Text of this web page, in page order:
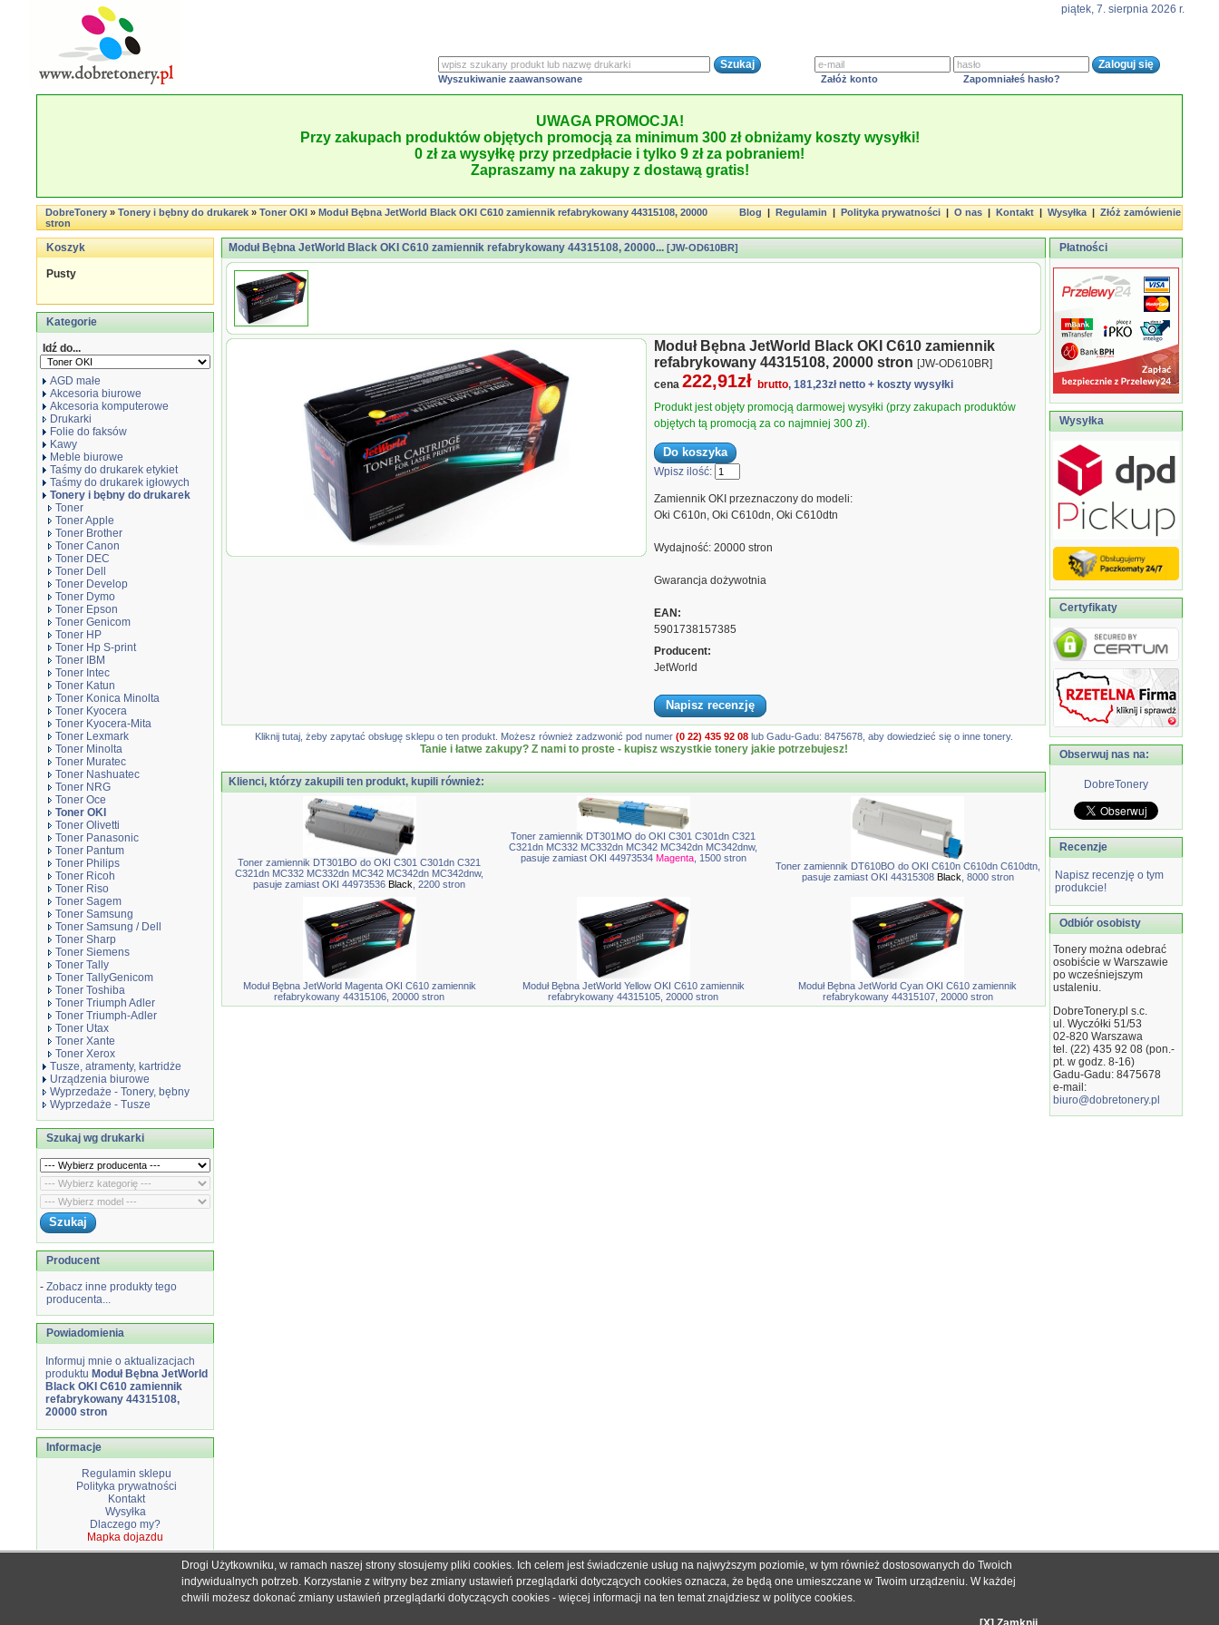
piątek, 7. sierpnia 2026 r.
Wyszukiwanie zaawansowane Załóż konto Zapomniałeś hasło?
UWAGA PROMOCJA!
Przy zakupach produktów objętych promocją za minimum 300 zł obniżamy koszty wysyłki!
0 zł za wysyłkę przy przedpłacie i tylko 9 zł za pobraniem!
Zapraszamy na zakupy z dostawą gratis!
DobreTonery»Tonery i bębny do drukarek»Toner OKI»Moduł Bębna JetWorld Black OKI C610 zamiennik refabrykowany 44315108, 20000
stron
Blog|Regulamin|Polityka prywatności|O nas|Kontakt|Wysyłka|Złóż zamówienie
Koszyk
Pusty
Kategorie
Idź do...
AGD małe
Akcesoria biurowe
Akcesoria komputerowe
Drukarki
Folie do faksów
Kawy
Meble biurowe
Taśmy do drukarek etykiet
Taśmy do drukarek igłowych
Tonery i bębny do drukarek
Toner
Toner Apple
Toner Brother
Toner Canon
Toner DEC
Toner Dell
Toner Develop
Toner Dymo
Toner Epson
Toner Genicom
Toner HP
Toner Hp S-print
Toner IBM
Toner Intec
Toner Katun
Toner Konica Minolta
Toner Kyocera
Toner Kyocera-Mita
Toner Lexmark
Toner Minolta
Toner Muratec
Toner Nashuatec
Toner NRG
Toner Oce
Toner OKI
Toner Olivetti
Toner Panasonic
Toner Pantum
Toner Philips
Toner Ricoh
Toner Riso
Toner Sagem
Toner Samsung
Toner Samsung / Dell
Toner Sharp
Toner Siemens
Toner Tally
Toner TallyGenicom
Toner Toshiba
Toner Triumph Adler
Toner Triumph-Adler
Toner Utax
Toner Xante
Toner Xerox
Tusze, atramenty, kartridże
Urządzenia biurowe
Wyprzedaże - Tonery, bębny
Wyprzedaże - Tusze
Szukaj wg drukarki
Producent
- Zobacz inne produkty tego
producenta...
Powiadomienia
Informuj mnie o aktualizacjach
produktu Moduł Bębna JetWorld
Black OKI C610 zamiennik
refabrykowany 44315108,
20000 stron
Informacje
Regulamin sklepu
Polityka prywatności
Kontakt
Wysyłka
Dlaczego my?
Mapka dojazdu
Moduł Bębna JetWorld Black OKI C610 zamiennik refabrykowany 44315108, 20000... [JW-OD610BR]
Moduł Bębna JetWorld Black OKI C610 zamiennik
Moduł Bębna JetWorld Black OKI C610 zamiennik
refabrykowany 44315108, 20000 stron [JW-OD610BR]
cena 222,91zł brutto, 181,23zł netto + koszty wysyłki
Produkt jest objęty promocją darmowej wysyłki (przy zakupach produktów
objętych tą promocją za co najmniej 300 zł).
Wpisz ilość:
Zamiennik OKI przeznaczony do modeli:
Oki C610n, Oki C610dn, Oki C610dtn
Wydajność: 20000 stron
Gwarancja dożywotnia
EAN:
5901738157385
Producent:
JetWorld
Napisz recenzję
Kliknij tutaj, żeby zapytać obsługę sklepu o ten produkt. Możesz również zadzwonić pod numer (0 22) 435 92 08lub Gadu-Gadu: 8475678, aby dowiedzieć się o inne tonery.
Tanie i łatwe zakupy? Z nami to proste - kupisz wszystkie tonery jakie potrzebujesz!
Klienci, którzy zakupili ten produkt, kupili również:
Toner zamiennik DT301BO do OKI C301 C301dn C321
C321dn MC332 MC332dn MC342 MC342dn MC342dnw,
pasuje zamiast OKI 44973536 Black , 2200 stron
Toner zamiennik DT301MO do OKI C301 C301dn C321
C321dn MC332 MC332dn MC342 MC342dn MC342dnw,
pasuje zamiast OKI 44973534 Magenta, 1500 stron
Toner zamiennik DT610BO do OKI C610n C610dn C610dtn,
pasuje zamiast OKI 44315308 Black , 8000 stron
Moduł Bębna JetWorld Magenta OKI C610 zamiennik
refabrykowany 44315106, 20000 stron
Moduł Bębna JetWorld Yellow OKI C610 zamiennik
refabrykowany 44315105, 20000 stron
Moduł Bębna JetWorld Cyan OKI C610 zamiennik
refabrykowany 44315107, 20000 stron
Płatności
Wysyłka
Certyfikaty
Obserwuj nas na:
DobreTonery
Recenzje
Napisz recenzję o tym
produkcie!
Odbiór osobisty
Tonery można odebrać
osobiście w Warszawie
po wcześniejszym
ustaleniu.
DobreTonery.pl s.c.
ul. Wyczółki 51/53
02-820 Warszawa
tel. (22) 435 92 08 (pon.-
pt. w godz. 8-16)
Gadu-Gadu: 8475678
e-mail:
biuro@dobretonery.pl
Wszystkie nazwy i znaki handlowe użyte na stronie sklepu dobretonery.pl są znakami zastrzeżonymi dla ich właścicieli i zostały użyte wyłącznie w celach informacyjnych dla określenia kompatybilności produktów.
Mimo dołożenia wszelkich starań nie gwarantujemy, że publikowane dane techniczne nie zawierają braków lub błędów, które jednak nie mogą być podstawą roszczeń.
W przypadku jakichkolwiek wątpliwości prosimy o kontakt z handlowcem przed podjęciem decyzji o zakupie.
Drogi Użytkowniku, w ramach naszej strony stosujemy pliki cookies. Ich celem jest świadczenie usług na najwyższym poziomie, w tym również dostosowanych do Twoich
indywidualnych potrzeb. Korzystanie z witryny bez zmiany ustawień przeglądarki dotyczących cookies oznacza, że będą one umieszczane w Twoim urządzeniu. W każdej
chwili możesz dokonać zmiany ustawień przeglądarki dotyczących cookies - więcej informacji na ten temat znajdziesz w polityce cookies.